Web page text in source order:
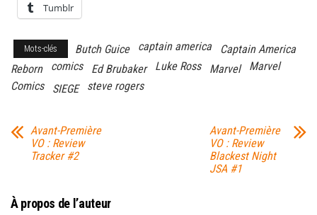
Tumblr
Mots-clés Butch Guice captain america
Captain America
Reborn
comics Ed Brubaker Luke Ross Marvel
Marvel
Comics
SIEGE steve rogers
Avant-Première
VO : Review
Tracker #2
Avant-Première
VO : Review
Blackest Night
JSA #1
À propos de l’auteur